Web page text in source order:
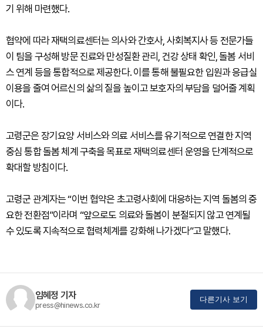
기 위해 마련했다.
협약에 따라 재택의료센터는 의사와 간호사, 사회복지사 등 전문가들
이 팀을 구성해 방문 진료와 만성질환 관리, 건강 상태 확인, 돌봄 서비
스 연계 등을 통합적으로 제공한다. 이를 통해 불필요한 입원과 응급실
이용을 줄여 어르신의 삶의 질을 높이고 보호자의 부담을 덜어줄 계획
이다.
고령군은 장기요양 서비스와 의료 서비스를 유기적으로 연결한 지역
중심 통합 돌봄 체계 구축을 목표로 재택의료센터 운영을 단계적으로
확대할 방침이다.
고령군 관계자는 “이번 협약은 초고령사회에 대응하는 지역 돌봄의 중
요한 전환점”이라며 “앞으로도 의료와 돌봄이 분절되지 않고 연계될
수 있도록 지속적으로 협력체계를 강화해 나가겠다”고 말했다.
임혜정 기자
press@hinews.co.kr
다른기사 보기